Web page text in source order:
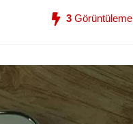
3 Görüntüleme